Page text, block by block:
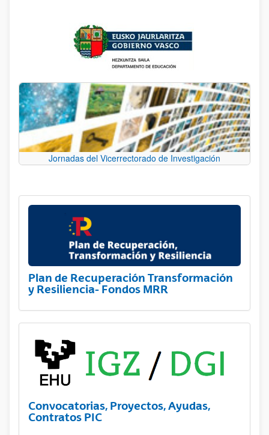
Jornadas del Vicerrectorado de Investigación
Plan de Recuperación Transformación
y Resiliencia- Fondos MRR
Convocatorias, Proyectos, Ayudas,
Contratos PIC